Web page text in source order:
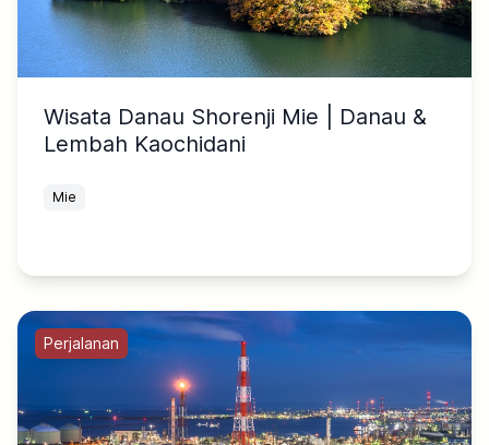
Wisata Danau Shorenji Mie | Danau &
Lembah Kaochidani
Mie
Perjalanan